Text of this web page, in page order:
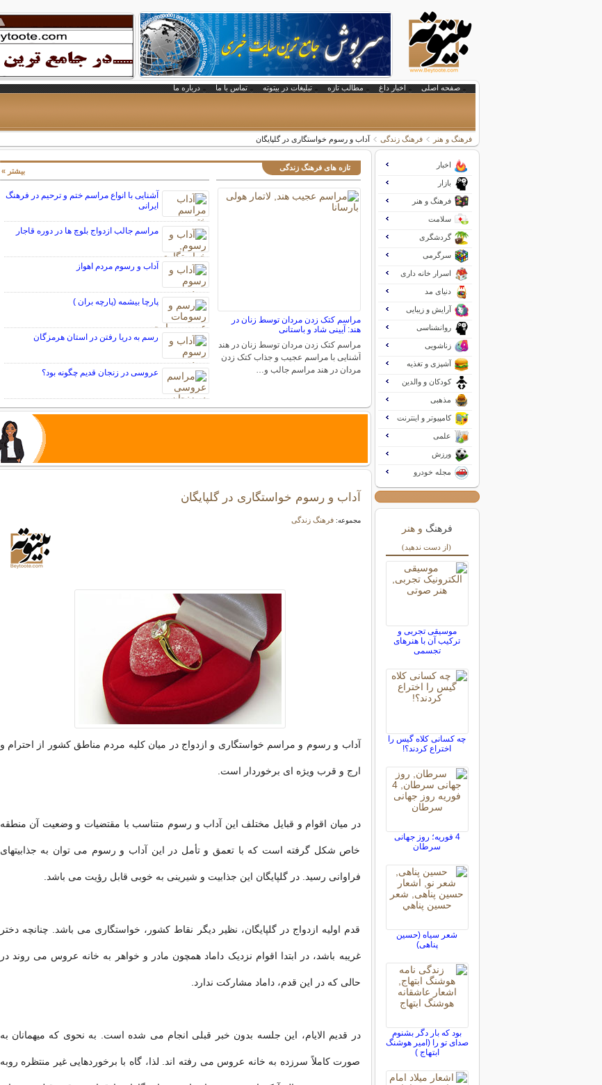
صفحه اصلی اخبار داغ مطالب تازه تبلیغات در بیتوته تماس با ما درباره ما
فرهنگ و هنر فرهنگ زندگی آداب و رسوم خواستگاری در گلپایگان
تازه های فرهنگ زندگی
مراسم کتک زدن مردان توسط زنان در
هند: آیینی شاد و باستانی
مراسم کتک زدن مردان توسط زنان در هند
آشنایی با مراسم عجیب و جذاب کتک زدن
مردان در هند مراسم جالب و…
آشنایی با انواع مراسم ختم و ترحیم در فرهنگ
ایرانی
مراسم جالب ازدواج بلوچ ها در دوره قاجار
آداب و رسوم مردم اهواز
پارچا بیشمه (پارچه بران )
رسم به دریا رفتن در استان هرمزگان
عروسی در زنجان قدیم چگونه بود؟
بیشتر »
آداب و رسوم خواستگاری در گلپایگان
مجموعه:فرهنگ زندگی
آداب و رسوم و مراسم خواستگاری و ازدواج در میان کلیه مردم مناطق کشور از احترام و
ارج و قرب ویژه ای برخوردار است.
در میان اقوام و قبایل مختلف این آداب و رسوم متناسب با مقتضیات و وضعیت آن منطقه
خاص شکل گرفته است که با تعمق و تأمل در این آداب و رسوم می توان به جذابیتهای
فراوانی رسید. در گلپایگان این جذابیت و شیرینی به خوبی قابل رؤیت می باشد.
قدم اولیه ازدواج در گلپایگان، نظیر دیگر نقاط کشور، خواستگاری می باشد. چنانچه دختر
غریبه باشد، در ابتدا اقوام نزدیک داماد همچون مادر و خواهر به خانه عروس می روند در
حالی که در این قدم، داماد مشارکت ندارد.
در قدیم الایام، این جلسه بدون خبر قبلی انجام می شده است. به نحوی که میهمانان به
صورت کاملاً سرزده به خانه عروس می رفته اند. لذا، گاه با برخوردهایی غیر منتظره روبه
اخبار
بازار
فرهنگ و هنر
سلامت
گردشگری
سرگرمی
اسرار خانه داری
دنیای مد
آرایش و زیبایی
روانشناسی
زناشویی
آشپزی و تغذیه
کودکان و والدین
مذهبی
کامپیوتر و اینترنت
علمی
ورزش
مجله خودرو
فرهنگ و هنر
(از دست ندهید)
موسیقی تجربی و
ترکیب آن با هنرهای
تجسمی
چه کسانی كلاه ‌گیس را
اختراع کردند؟!
4 فوریه؛ روز جهانی
سرطان
شعر سیاه (حسین
پناهی)
بود که بار دگر بشنوم
صدای تو را (امیر هوشنگ
ابتهاج )